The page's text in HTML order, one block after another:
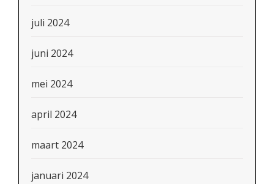
juli 2024
juni 2024
mei 2024
april 2024
maart 2024
januari 2024